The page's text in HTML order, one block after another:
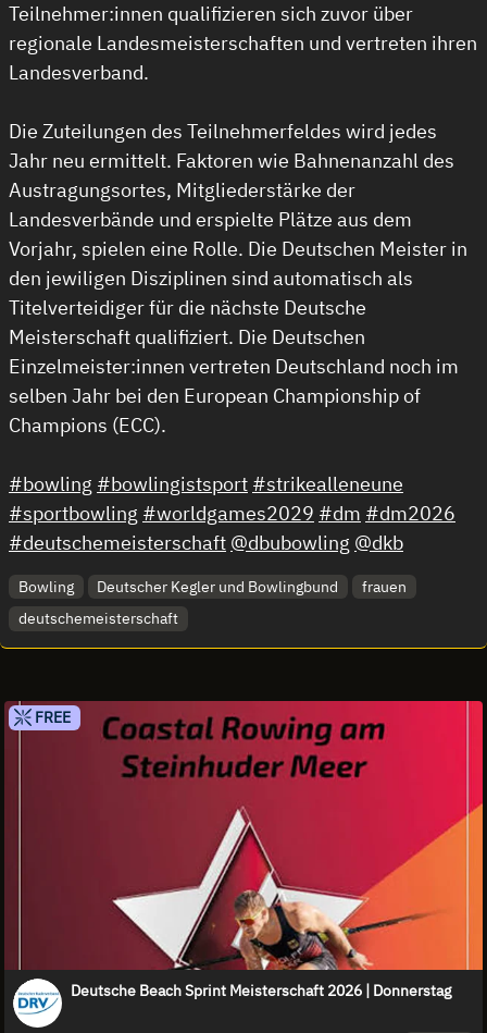
Teilnehmer:innen qualifizieren sich zuvor über
regionale Landesmeisterschaften und vertreten ihren
Landesverband.
Die Zuteilungen des Teilnehmerfeldes wird jedes
Jahr neu ermittelt. Faktoren wie Bahnenanzahl des
Austragungsortes, Mitgliederstärke der
Landesverbände und erspielte Plätze aus dem
Vorjahr, spielen eine Rolle. Die Deutschen Meister in
den jewiligen Disziplinen sind automatisch als
Titelverteidiger für die nächste Deutsche
Meisterschaft qualifiziert. Die Deutschen
Einzelmeister:innen vertreten Deutschland noch im
selben Jahr bei den European Championship of
Champions (ECC).
#bowling #bowlingistsport #strikealleneune
#sportbowling #worldgames2029 #dm #dm2026
#deutschemeisterschaft @dbubowling @dkb
Bowling Deutscher Kegler und Bowlingbund
frauen
deutschemeisterschaft
FREE
Deutsche Beach Sprint Meisterschaft 2026 | Donnerstag